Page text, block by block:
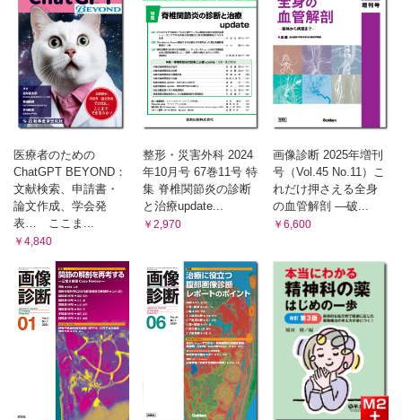
医療者のための
ChatGPT BEYOND：
文献検索、申請書・
論文作成、学会発
表… ここま...
￥4,840
整形・災害外科 2024
年10月号 67巻11号 特
集 脊椎関節炎の診断
と治療update...
￥2,970
画像診断 2025年増刊
号（Vol.45 No.11）こ
れだけ押さえる全身
の血管解剖 ―破...
￥6,600